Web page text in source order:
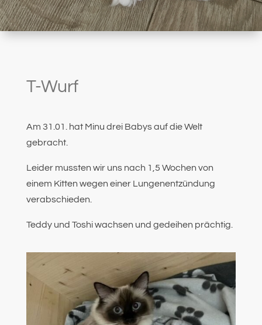
T-Wurf
Am 31.01. hat Minu drei Babys auf die Welt
gebracht.
Leider mussten wir uns nach 1,5 Wochen von
einem Kitten wegen einer Lungenentzündung
verabschieden.
Teddy und Toshi wachsen und gedeihen prächtig.